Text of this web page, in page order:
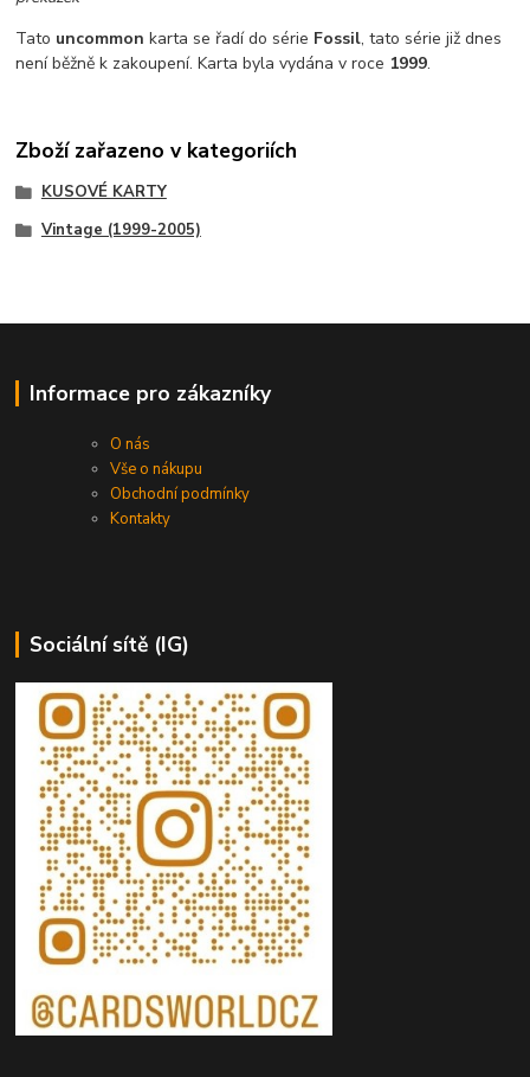
Tato uncommon karta se řadí do série Fossil, tato série již dnes
není běžně k zakoupení. Karta byla vydána v roce 1999.
Zboží zařazeno v kategoriích
KUSOVÉ KARTY
Vintage (1999-2005)
Informace pro zákazníky
O nás
Vše o nákupu
Obchodní podmínky
Kontakty
Sociální sítě (IG)